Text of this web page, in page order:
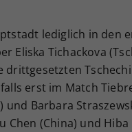
lediglich in den
Eliska Tichackova
erst im Match
Barbara
Chen (China) und